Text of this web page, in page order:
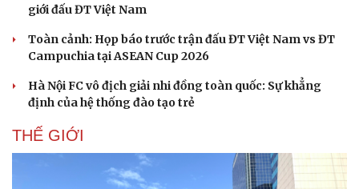
giới đấu ĐT Việt Nam
Toàn cảnh: Họp báo trước trận đấu ĐT Việt Nam vs ĐT
Campuchia tại ASEAN Cup 2026
Hà Nội FC vô địch giải nhi đồng toàn quốc: Sự khẳng
định của hệ thống đào tạo trẻ
THẾ GIỚI